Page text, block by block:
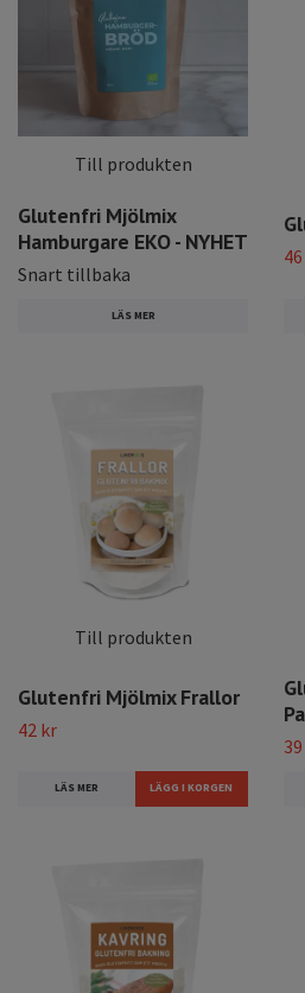
Till produkten
Glutenfri Mjölmix
Hamburgare EKO - NYHET
Snart tillbaka
LÄS MER
Till produkten
Glutenfri Mjölmix Frallor
42 kr
LÄS MER